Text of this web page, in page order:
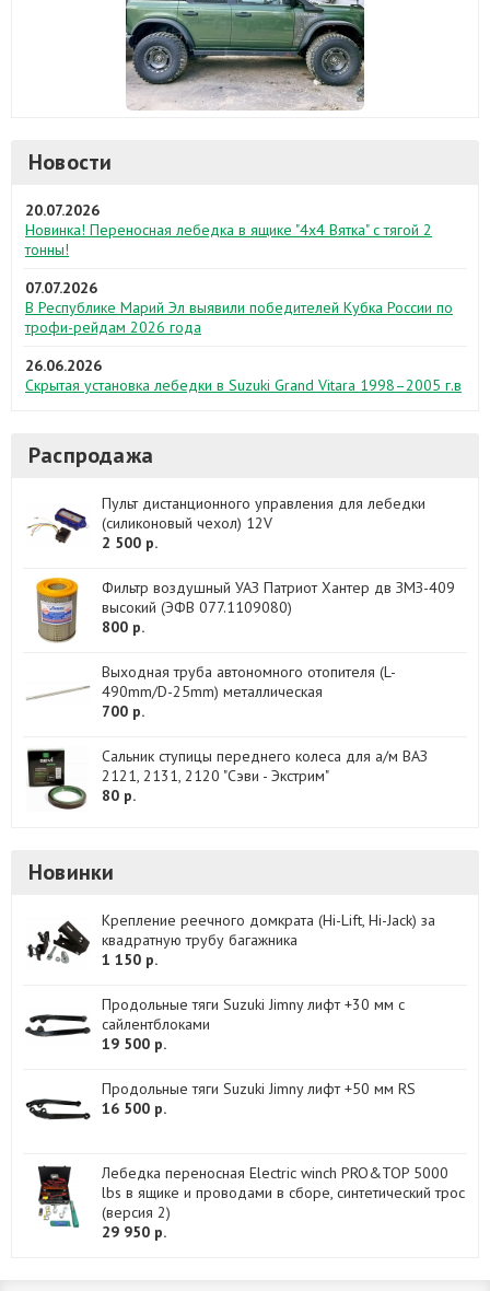
Новости
20.07.2026
Новинка! Переносная лебедка в ящике "4х4 Вятка" с тягой 2
тонны!
07.07.2026
В Республике Марий Эл выявили победителей Кубка России по
трофи-рейдам 2026 года
26.06.2026
Скрытая установка лебедки в Suzuki Grand Vitara 1998–2005 г.в
Распродажа
Пульт дистанционного управления для лебедки
(силиконовый чехол) 12V
2 500 р.
Фильтр воздушный УАЗ Патриот Хантер дв ЗМЗ-409
высокий (ЭФВ 077.1109080)
800 р.
Выходная труба автономного отопителя (L-
490mm/D-25mm) металлическая
700 р.
Сальник ступицы переднего колеса для а/м ВАЗ
2121, 2131, 2120 "Сэви - Экстрим"
80 р.
Новинки
Крепление реечного домкрата (Hi-Lift, Hi-Jack) за
квадратную трубу багажника
1 150 р.
Продольные тяги Suzuki Jimny лифт +30 мм с
сайлентблоками
19 500 р.
Продольные тяги Suzuki Jimny лифт +50 мм RS
16 500 р.
Лебедка переносная Electric winch PRO&TOP 5000
lbs в ящике и проводами в сборе, синтетический трос
(версия 2)
29 950 р.